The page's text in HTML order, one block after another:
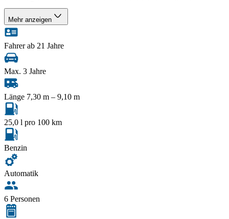
Mehr anzeigen
Fahrer ab 21 Jahre
Max. 3 Jahre
Länge 7,30 m – 9,10 m
25,0 l pro 100 km
Benzin
Automatik
6 Personen